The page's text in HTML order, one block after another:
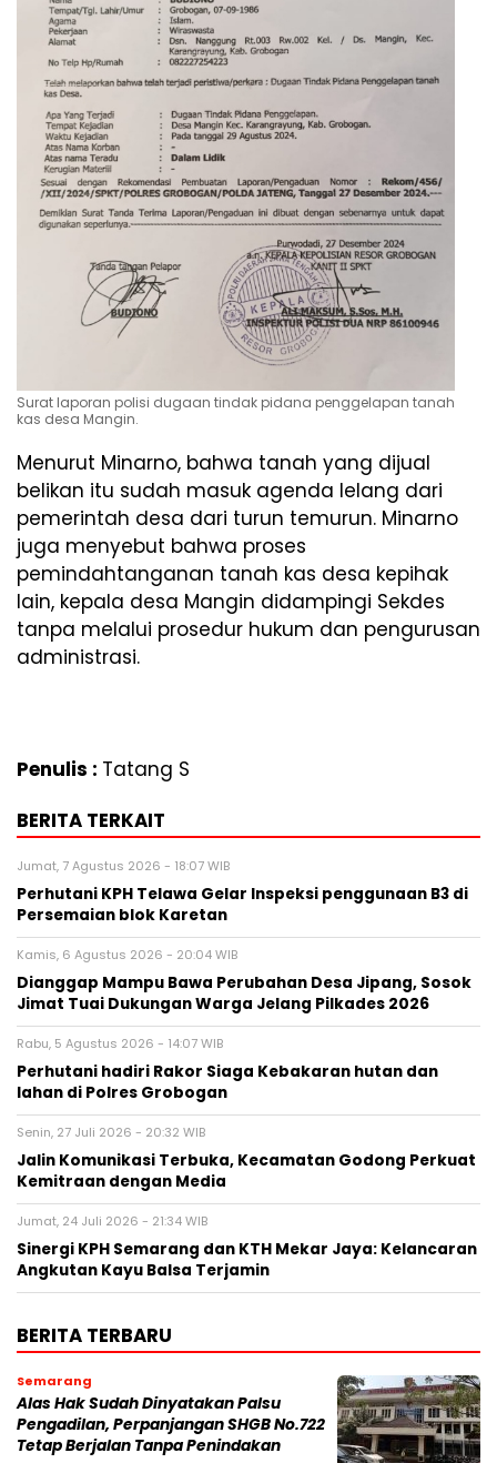
Surat laporan polisi dugaan tindak pidana penggelapan tanah
kas desa Mangin.
Menurut Minarno, bahwa tanah yang dijual
belikan itu sudah masuk agenda lelang dari
pemerintah desa dari turun temurun. Minarno
juga menyebut bahwa proses
pemindahtanganan tanah kas desa kepihak
lain, kepala desa Mangin didampingi Sekdes
tanpa melalui prosedur hukum dan pengurusan
administrasi.
Penulis : Tatang S
BERITA TERKAIT
Jumat, 7 Agustus 2026 - 18:07 WIB
Perhutani KPH Telawa Gelar Inspeksi penggunaan B3 di
Persemaian blok Karetan
Kamis, 6 Agustus 2026 - 20:04 WIB
Dianggap Mampu Bawa Perubahan Desa Jipang, Sosok
Jimat Tuai Dukungan Warga Jelang Pilkades 2026
Rabu, 5 Agustus 2026 - 14:07 WIB
Perhutani hadiri Rakor Siaga Kebakaran hutan dan
lahan di Polres Grobogan
Senin, 27 Juli 2026 - 20:32 WIB
Jalin Komunikasi Terbuka, Kecamatan Godong Perkuat
Kemitraan dengan Media
Jumat, 24 Juli 2026 - 21:34 WIB
Sinergi KPH Semarang dan KTH Mekar Jaya: Kelancaran
Angkutan Kayu Balsa Terjamin
BERITA TERBARU
Semarang
Alas Hak Sudah Dinyatakan Palsu
Pengadilan, Perpanjangan SHGB No.722
Tetap Berjalan Tanpa Penindakan